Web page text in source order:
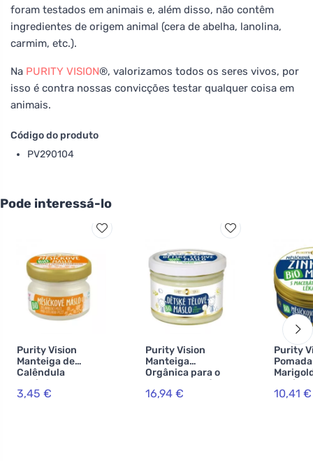
foram testados em animais e, além disso, não contêm
ingredientes de origem animal (cera de abelha, lanolina,
carmim, etc.).
Na PURITY VISION®, valorizamos todos os seres vivos, por
isso é contra nossas convicções testar qualquer coisa em
animais.
Código do produto
PV290104
Pode interessá-lo
Purity Vision
Manteiga de
Calêndula
Orgânica 20 ml
3,45 €
Purity Vision
Manteiga
Orgânica para o
corpo do bebé
350 ml
16,94 €
Purity
10,41 €